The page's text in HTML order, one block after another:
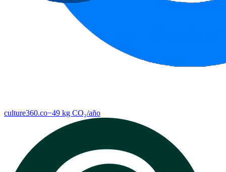
culture360.co−49 kg CO₂/año